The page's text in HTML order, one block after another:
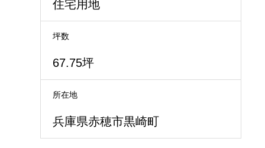
住宅用地
坪数
67.75坪
所在地
兵庫県赤穂市黒崎町